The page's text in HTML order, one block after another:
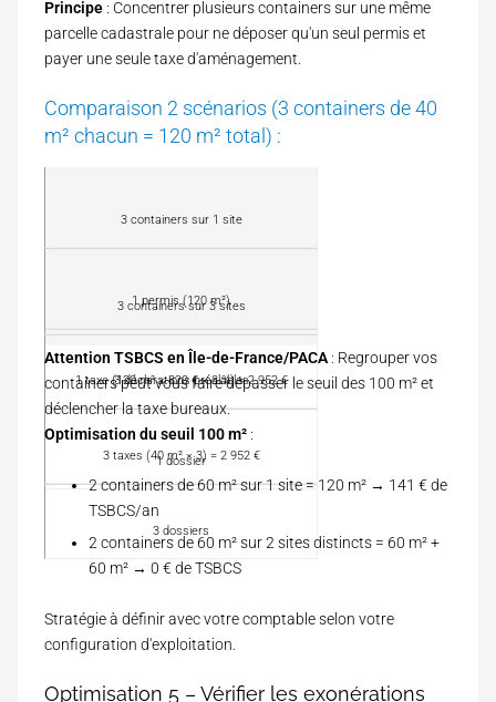
Principe : Concentrer plusieurs containers sur une même
parcelle cadastrale pour ne déposer qu'un seul permis et
payer une seule taxe d'aménagement.
Comparaison 2 scénarios (3 containers de 40
m² chacun = 120 m² total) :
f
r
a
i
o
n
P
à
d
é
p
e
x
e
d
a
m
t
m
a
r
e
d
3 containers sur 1 site
1 permis (120 m²)
1 taxe (120 m² × 820 € × 3 %) = 2 952 €
1 dossier
3 containers sur 3 sites
3 déclarations préalables
3 taxes (40 m² × 3) = 2 952 €
3 dossiers
Attention TSBCS en Île-de-France/PACA : Regrouper vos
containers peut vous faire dépasser le seuil des 100 m² et
déclencher la taxe bureaux.
Optimisation du seuil 100 m² :
2 containers de 60 m² sur 1 site = 120 m² → 141 € de
TSBCS/an
2 containers de 60 m² sur 2 sites distincts = 60 m² +
60 m² → 0 € de TSBCS
Stratégie à définir avec votre comptable selon votre
configuration d'exploitation.
Optimisation 5 – Vérifier les exonérations